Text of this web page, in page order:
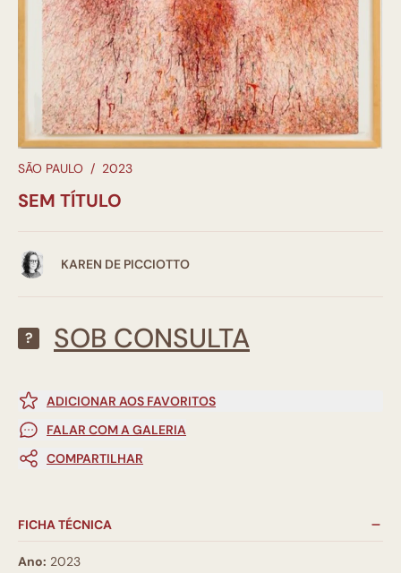
SÃO PAULO / 2023
SEM TÍTULO
KAREN DE PICCIOTTO
? SOB CONSULTA
ADICIONAR AOS FAVORITOS
FALAR COM A GALERIA
COMPARTILHAR
FICHA TÉCNICA
Ano: 2023